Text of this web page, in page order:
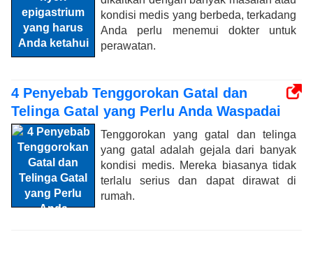
kondisi medis yang berbeda, terkadang
Anda perlu menemui dokter untuk
perawatan.
4 Penyebab Tenggorokan Gatal dan
Telinga Gatal yang Perlu Anda Waspadai
Tenggorokan yang gatal dan telinga
yang gatal adalah gejala dari banyak
kondisi medis. Mereka biasanya tidak
terlalu serius dan dapat dirawat di
rumah.